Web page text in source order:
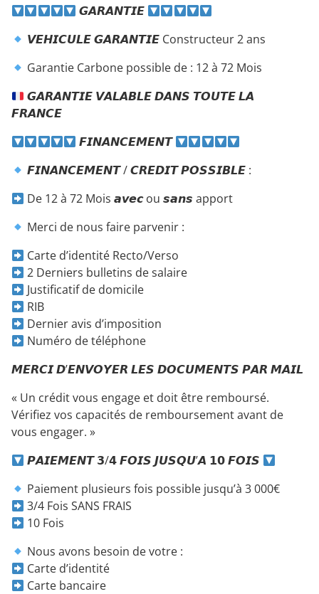
𝙂𝘼𝙍𝘼𝙉𝙏𝙄𝙀
𝙑𝙀𝙃𝙄𝘾𝙐𝙇𝙀 𝙂𝘼𝙍𝘼𝙉𝙏𝙄𝙀 Constructeur 2 ans
Garantie Carbone possible de : 12 à 72 Mois
𝙂𝘼𝙍𝘼𝙉𝙏𝙄𝙀 𝙑𝘼𝙇𝘼𝘽𝙇𝙀 𝘿𝘼𝙉𝙎 𝙏𝙊𝙐𝙏𝙀 𝙇𝘼
𝙁𝙍𝘼𝙉𝘾𝙀
𝙁𝙄𝙉𝘼𝙉𝘾𝙀𝙈𝙀𝙉𝙏
𝙁𝙄𝙉𝘼𝙉𝘾𝙀𝙈𝙀𝙉𝙏 / 𝘾𝙍𝙀𝘿𝙄𝙏 𝙋𝙊𝙎𝙎𝙄𝘽𝙇𝙀 :
De 12 à 72 Mois 𝙖𝙫𝙚𝙘 ou 𝙨𝙖𝙣𝙨 apport
Merci de nous faire parvenir :
Carte d’identité Recto/Verso
2 Derniers bulletins de salaire
Justificatif de domicile
RIB
Dernier avis d’imposition
Numéro de téléphone
𝙈𝙀𝙍𝘾𝙄 𝘿’𝙀𝙉𝙑𝙊𝙔𝙀𝙍 𝙇𝙀𝙎 𝘿𝙊𝘾𝙐𝙈𝙀𝙉𝙏𝙎 𝙋𝘼𝙍 𝙈𝘼𝙄𝙇
« Un crédit vous engage et doit être remboursé.
Vérifiez vos capacités de remboursement avant de
vous engager. »
𝙋𝘼𝙄𝙀𝙈𝙀𝙉𝙏 𝟯/𝟰 𝙁𝙊𝙄𝙎 𝙅𝙐𝙎𝙌𝙐’𝘼 𝟭𝟬 𝙁𝙊𝙄𝙎
Paiement plusieurs fois possible jusqu’à 3 000€
3/4 Fois SANS FRAIS
10 Fois
Nous avons besoin de votre :
Carte d’identité
Carte bancaire